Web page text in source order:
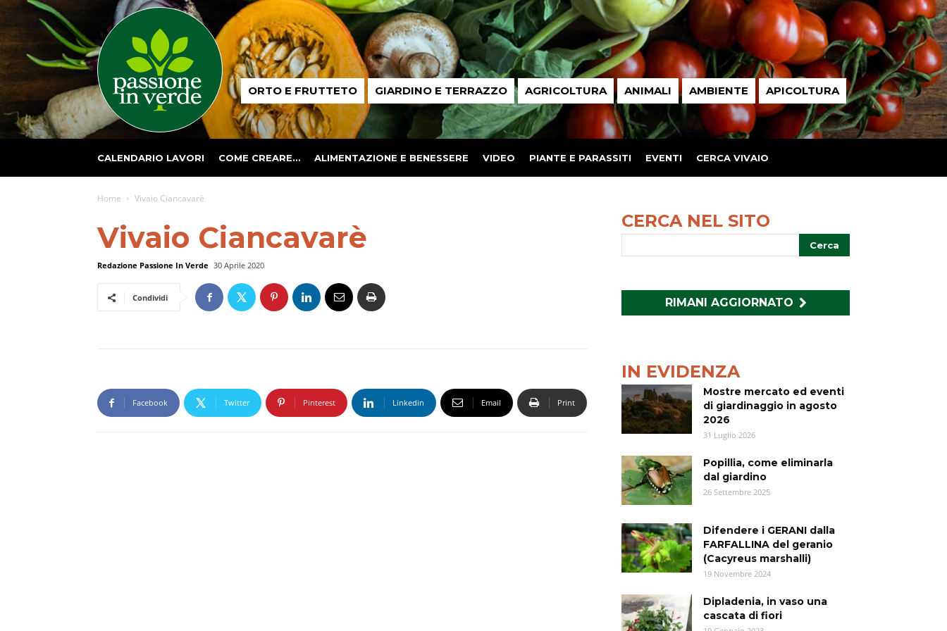
Passione
in ORTO E FRUTTETO GIARDINO E TERRAZZO AGRICOLTURA ANIMALI AMBIENTE APICOLTURA
CALENDARIO LAVORI COME CREARE… ALIMENTAZIONE E BENESSERE VIDEO PIANTE E PARASSITI EVENTI CERCA VIVAIO
Home Vivaio Ciancavarè
Vivaio Ciancavarè
Redazione Passione In Verde 30 Aprile 2020
Condividi
Facebook Twitter Pinterest Linkedin Email Print
CERCA NEL SITO
RIMANI AGGIORNATO
IN EVIDENZA
Mostre mercato ed eventi
di giardinaggio in agosto
2026
31 Luglio 2026
Popillia, come eliminarla
dal giardino
26 Settembre 2025
Difendere i GERANI dalla
FARFALLINA del geranio
(Cacyreus marshalli)
19 Novembre 2024
Dipladenia, in vaso una
cascata di fiori